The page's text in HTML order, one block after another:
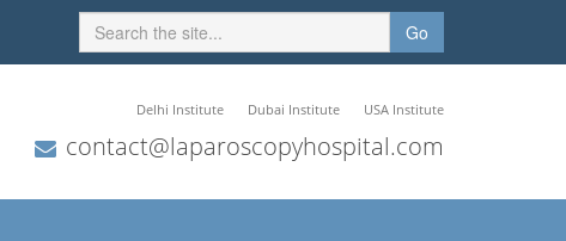
Go
Delhi Institute Dubai Institute USA Institute
contact@laparoscopyhospital.com